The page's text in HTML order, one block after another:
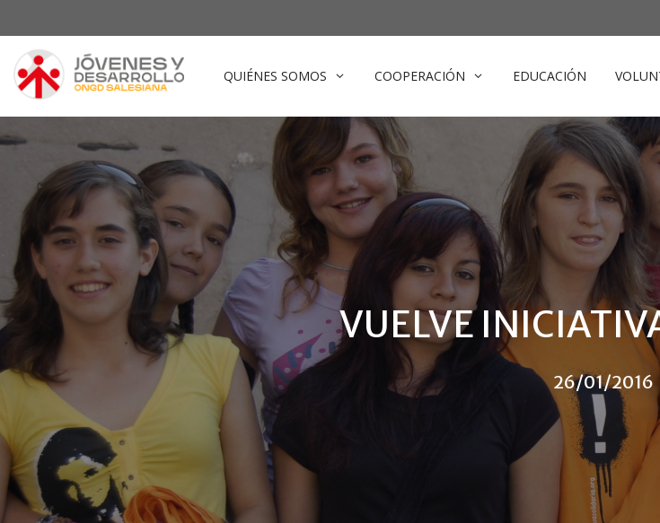
al
contenido
QUIÉNES SOMOS COOPERACIÓN EDUCACIÓN
VUELVE
26/01/2016